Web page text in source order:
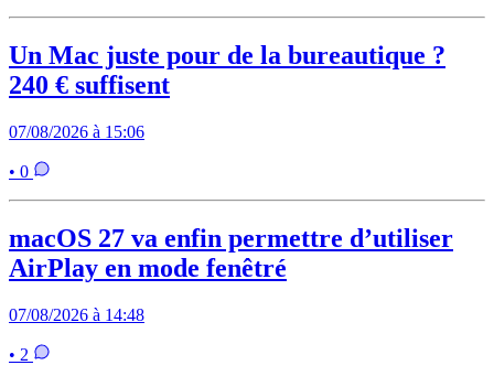
Un Mac juste pour de la bureautique ?
240 € suffisent
07/08/2026 à 15:06
• 0
macOS 27 va enfin permettre d’utiliser
AirPlay en mode fenêtré
07/08/2026 à 14:48
• 2